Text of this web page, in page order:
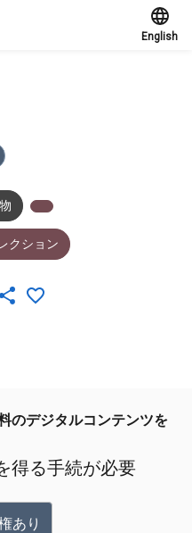
English
クション
のデジタルコンテンツを
得る手続が必要
あり